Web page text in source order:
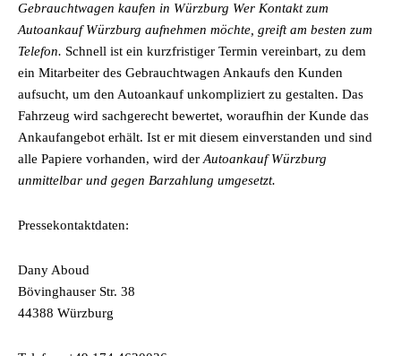
Gebrauchtwagen kaufen in Würzburg Wer Kontakt zum
Autoankauf Würzburg aufnehmen möchte, greift am besten zum
Telefon. Schnell ist ein kurzfristiger Termin vereinbart, zu dem
ein Mitarbeiter des Gebrauchtwagen Ankaufs den Kunden
aufsucht, um den Autoankauf unkompliziert zu gestalten. Das
Fahrzeug wird sachgerecht bewertet, woraufhin der Kunde das
Ankaufangebot erhält. Ist er mit diesem einverstanden und sind
alle Papiere vorhanden, wird der Autoankauf Würzburg
unmittelbar und gegen Barzahlung umgesetzt.
Pressekontaktdaten:
Dany Aboud
Bövinghauser Str. 38
44388 Würzburg